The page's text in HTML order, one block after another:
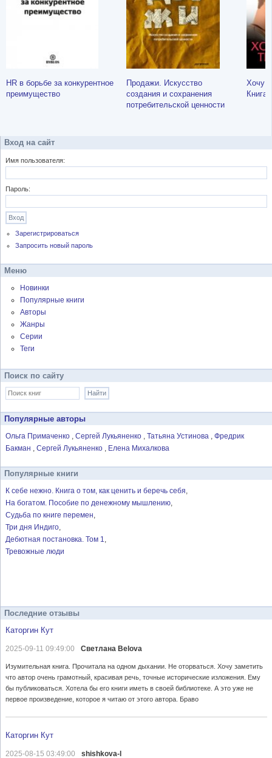
HR в борьбе за конкурентное
преимущество
Продажи. Искусство
создания и сохранения
потребительской ценности
Хочу
Книга
Вход на сайт
Имя пользователя:
Пароль:
Зарегистрироваться
Запросить новый пароль
Меню
Новинки
Популярные книги
Авторы
Жанры
Серии
Теги
Поиск по сайту
Популярные авторы
Ольга Примаченко Сергей Лукьяненко Татьяна Устинова
Фредрик
Бакман
Сергей Лукьяненко Елена Михалкова
Популярные книги
К себе нежно. Книга о том, как ценить и беречь себя
На богатом. Пособие по денежному мышлению
Судьба по книге перемен
Три дня Индиго
Дебютная постановка. Том 1
Тревожные люди
Последние отзывы
Каторгин Кут
2025-09-11 09:49:00 Светлана Belova
Изумительная книга. Прочитала на одном дыхании. Не оторваться. Хочу заметить
что автор очень грамотный, красивая речь, точные исторические изложения. Ему
бы публиковаться. Хотела бы его книги иметь в своей библиотеке. А это уже не
первое произведение, которое я читаю от этого автора. Браво
Каторгин Кут
2025-08-15 03:49:00 shishkova-l